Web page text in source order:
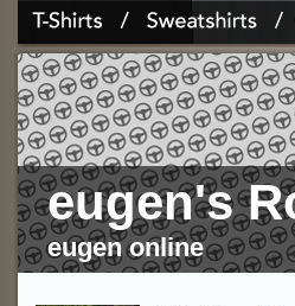
eugen's
eugen online